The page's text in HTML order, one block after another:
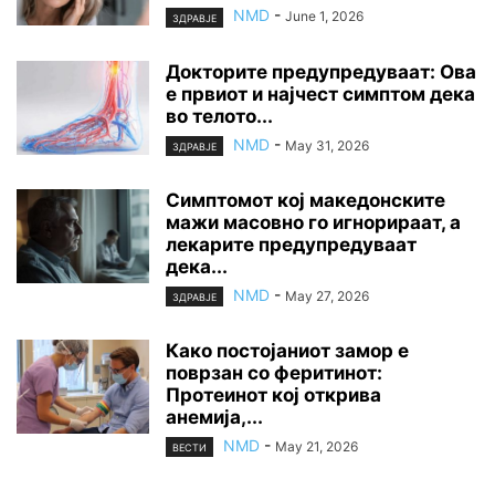
ЗДРАВЈЕ NMD - June 1, 2026
Докторите предупредуваат: Ова
е првиот и најчест симптом дека
во телото...
ЗДРАВЈЕ NMD - May 31, 2026
Симптомот кој македонските
мажи масовно го игнорираат, а
лекарите предупредуваат
дека...
ЗДРАВЈЕ NMD - May 27, 2026
Како постојаниот замор е
поврзан со феритинот:
Протеинот кој открива
анемија,...
ВЕСТИ NMD - May 21, 2026